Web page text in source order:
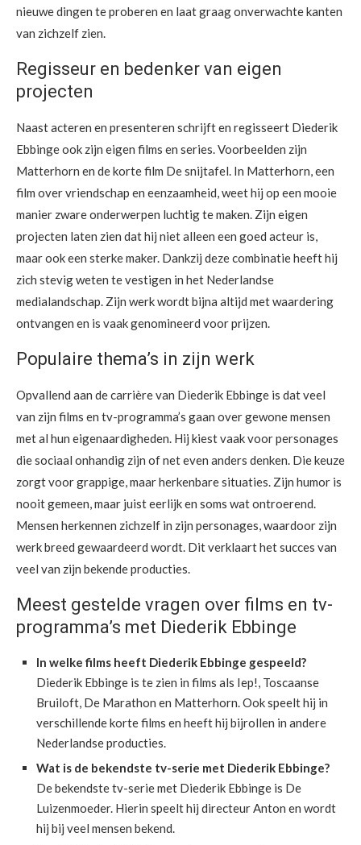
nieuwe dingen te proberen en laat graag onverwachte kanten
van zichzelf zien.
Regisseur en bedenker van eigen
projecten
Naast acteren en presenteren schrijft en regisseert Diederik
Ebbinge ook zijn eigen films en series. Voorbeelden zijn
Matterhorn en de korte film De snijtafel. In Matterhorn, een
film over vriendschap en eenzaamheid, weet hij op een mooie
manier zware onderwerpen luchtig te maken. Zijn eigen
projecten laten zien dat hij niet alleen een goed acteur is,
maar ook een sterke maker. Dankzij deze combinatie heeft hij
zich stevig weten te vestigen in het Nederlandse
medialandschap. Zijn werk wordt bijna altijd met waardering
ontvangen en is vaak genomineerd voor prijzen.
Populaire thema’s in zijn werk
Opvallend aan de carrière van Diederik Ebbinge is dat veel
van zijn films en tv-programma’s gaan over gewone mensen
met al hun eigenaardigheden. Hij kiest vaak voor personages
die sociaal onhandig zijn of net even anders denken. Die keuze
zorgt voor grappige, maar herkenbare situaties. Zijn humor is
nooit gemeen, maar juist eerlijk en soms wat ontroerend.
Mensen herkennen zichzelf in zijn personages, waardoor zijn
werk breed gewaardeerd wordt. Dit verklaart het succes van
veel van zijn bekende producties.
Meest gestelde vragen over films en tv-
programma’s met Diederik Ebbinge
In welke films heeft Diederik Ebbinge gespeeld?
Diederik Ebbinge is te zien in films als Iep!, Toscaanse
Bruiloft, De Marathon en Matterhorn. Ook speelt hij in
verschillende korte films en heeft hij bijrollen in andere
Nederlandse producties.
Wat is de bekendste tv-serie met Diederik Ebbinge?
De bekendste tv-serie met Diederik Ebbinge is De
Luizenmoeder. Hierin speelt hij directeur Anton en wordt
hij bij veel mensen bekend.